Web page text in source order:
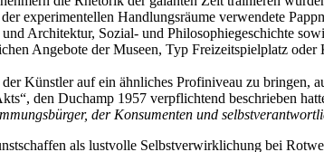
experimentellen Handlungsräume verwendete
Architektur, Sozial- und Philosophiegeschichte
Angebote der Museen, Typ Freizeitspielplatz
Künstler auf ein ähnliches Profiniveau zu bringen,
den Duchamp 1957 verpflichtend beschrieben
der Konsumenten und
als lustvolle Selbstverwirklichung bei